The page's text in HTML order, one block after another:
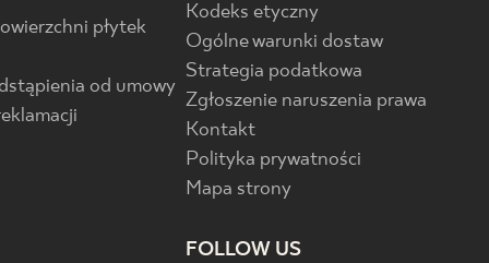
płytek
od umowy
Kodeks etyczny
Ogólne warunki dostaw
Strategia podatkowa
Zgłoszenie naruszenia prawa
Kontakt
Polityka prywatności
Mapa strony
FOLLOW US